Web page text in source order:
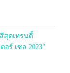
สุดเทรนดี้
อร์ เซล 2023"